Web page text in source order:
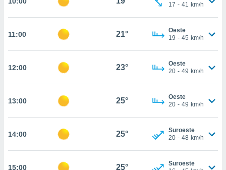
la
todas
nuestros
análisis
así como
en
17 - 41 km/h
11:00 21°
Oeste
19 - 45 km/h
12:00 23°
Oeste
20 - 49 km/h
13:00 25°
Oeste
20 - 49 km/h
14:00 25°
Suroeste
20 - 48 km/h
15:00 25°
Suroeste